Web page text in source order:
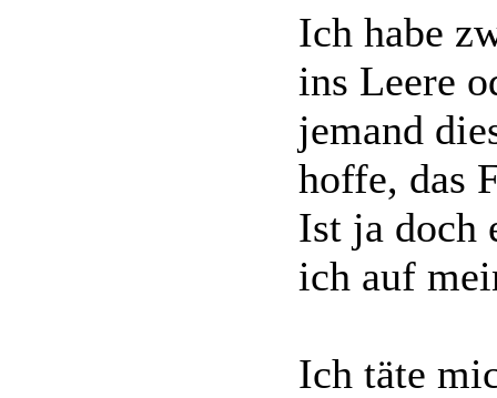
Ich habe
ins Leere
jemand
hoffe, das
Ist ja doch
ich auf
Ich täte